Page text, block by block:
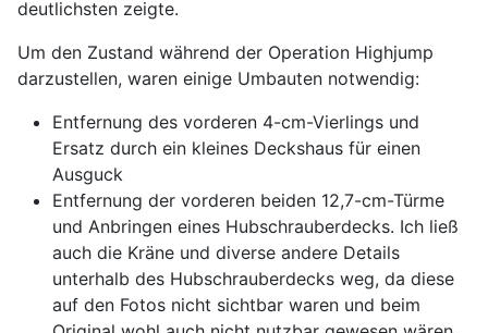
deutlichsten zeigte.
Um den Zustand während der Operation Highjump
darzustellen, waren einige Umbauten notwendig:
Entfernung des vorderen 4-cm-Vierlings und
Ersatz durch ein kleines Deckshaus für einen
Ausguck
Entfernung der vorderen beiden 12,7-cm-Türme
und Anbringen eines Hubschrauberdecks. Ich ließ
auch die Kräne und diverse andere Details
unterhalb des Hubschrauberdecks weg, da diese
auf den Fotos nicht sichtbar waren und beim